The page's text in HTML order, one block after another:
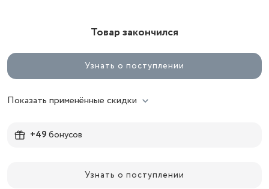
Товар закончился
Узнать о поступлении
Показать применённые скидки
+49бонусов
Узнать о поступлении